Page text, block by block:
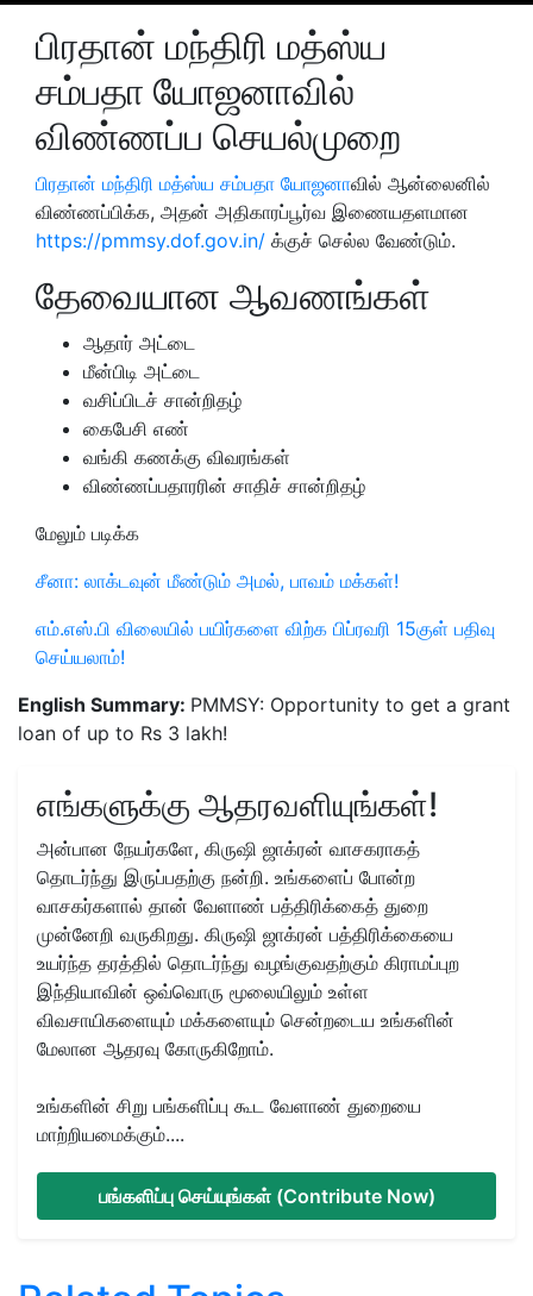
பிரதான் மந்திரி மத்ஸ்ய
சம்பதா யோஜனாவில்
விண்ணப்ப செயல்முறை
பிரதான் மந்திரி மத்ஸ்ய சம்பதா யோஜனாவில் ஆன்லைனில்
விண்ணப்பிக்க, அதன் அதிகாரப்பூர்வ இணையதளமான
https://pmmsy.dof.gov.in/ க்குச் செல்ல வேண்டும்.
தேவையான ஆவணங்கள்
ஆதார் அட்டை
மீன்பிடி அட்டை
வசிப்பிடச் சான்றிதழ்
கைபேசி எண்
வங்கி கணக்கு விவரங்கள்
விண்ணப்பதாரரின் சாதிச் சான்றிதழ்
மேலும் படிக்க
சீனா: லாக்டவுன் மீண்டும் அமல், பாவம் மக்கள்!
எம்.எஸ்.பி விலையில் பயிர்களை விற்க பிப்ரவரி 15குள் பதிவு
செய்யலாம்!
English Summary: PMMSY: Opportunity to get a grant
loan of up to Rs 3 lakh!
எங்களுக்கு ஆதரவளியுங்கள்!
அன்பான நேயர்களே, கிருஷி ஜாக்ரன் வாசகராகத்
தொடர்ந்து இருப்பதற்கு நன்றி. உங்களைப் போன்ற
வாசகர்களால் தான் வேளாண் பத்திரிக்கைத் துறை
முன்னேறி வருகிறது. கிருஷி ஜாக்ரன் பத்திரிக்கையை
உயர்ந்த தரத்தில் தொடர்ந்து வழங்குவதற்கும் கிராமப்புற
இந்தியாவின் ஒவ்வொரு மூலையிலும் உள்ள
விவசாயிகளையும் மக்களையும் சென்றடைய உங்களின்
மேலான ஆதரவு கோருகிறோம்.
உங்களின் சிறு பங்களிப்பு கூட வேளாண் துறையை
மாற்றியமைக்கும்....
பங்களிப்பு செய்யுங்கள் (Contribute Now)